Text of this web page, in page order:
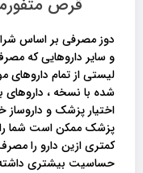
دوز مصرفی بر اساس
و سایر داروهایی که
لیستی از تمام داروهای
شده با نسخه ،
اختیار پزشک و داروساز
پزشک ممکن است شما را
کمتری ازین دارو را
حساسیت بیشتری